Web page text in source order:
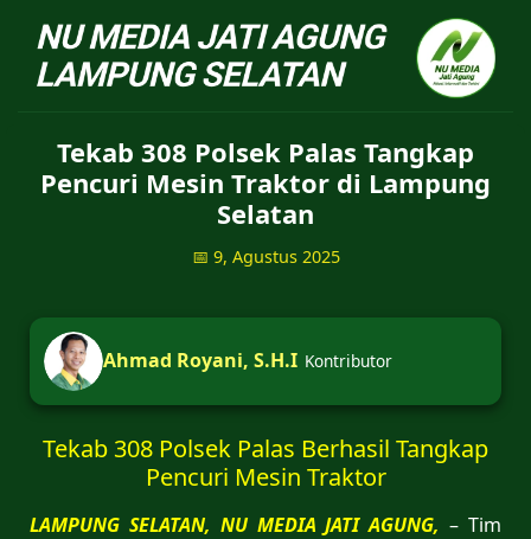
NU Jatiagung - Situs
Tekab 308 Polsek Palas Tangkap
Pencuri Mesin Traktor di Lampung
Selatan
📅 9, Agustus 2025
Ahmad Royani, S.H.I Kontributor
Tekab 308 Polsek Palas Berhasil Tangkap
Pencuri Mesin Traktor
LAMPUNG SELATAN, NU MEDIA JATI AGUNG, – Tim